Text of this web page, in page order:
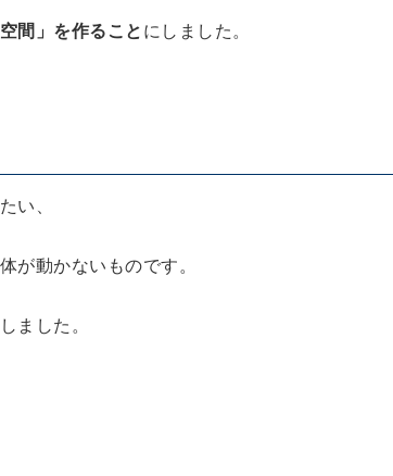
間」を作ることにしました。
い、
が動かないものです。
ました。